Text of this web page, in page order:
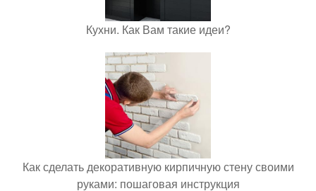
Кухни. Как Вам такие идеи?
Как сделать декоративную кирпичную стену своими
руками: пошаговая инструкция